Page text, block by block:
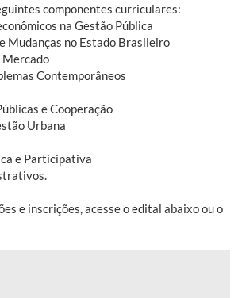
componentes curriculares:
na Gestão Pública
Mudanças no Estado Brasileiro
Mercado
Contemporâneos
e Cooperação
Urbana
e Participativa
e inscrições, acesse o edital abaixo ou o